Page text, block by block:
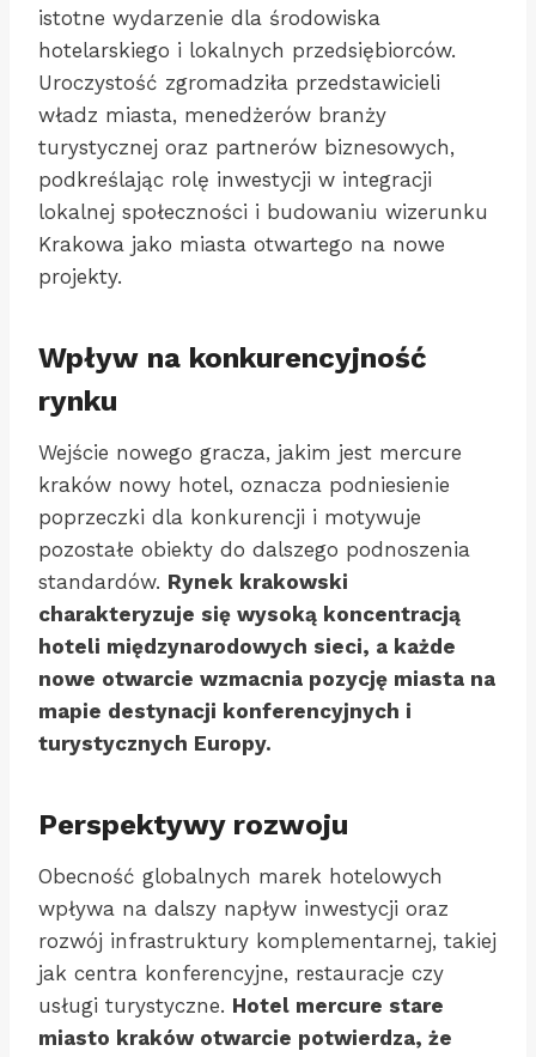
istotne wydarzenie dla środowiska
hotelarskiego i lokalnych przedsiębiorców.
Uroczystość zgromadziła przedstawicieli
władz miasta, menedżerów branży
turystycznej oraz partnerów biznesowych,
podkreślając rolę inwestycji w integracji
lokalnej społeczności i budowaniu wizerunku
Krakowa jako miasta otwartego na nowe
projekty.
Wpływ na konkurencyjność
rynku
Wejście nowego gracza, jakim jest mercure
kraków nowy hotel, oznacza podniesienie
poprzeczki dla konkurencji i motywuje
pozostałe obiekty do dalszego podnoszenia
standardów. Rynek krakowski
charakteryzuje się wysoką koncentracją
hoteli międzynarodowych sieci, a każde
nowe otwarcie wzmacnia pozycję miasta na
mapie destynacji konferencyjnych i
turystycznych Europy.
Perspektywy rozwoju
Obecność globalnych marek hotelowych
wpływa na dalszy napływ inwestycji oraz
rozwój infrastruktury komplementarnej, takiej
jak centra konferencyjne, restauracje czy
usługi turystyczne. Hotel mercure stare
miasto kraków otwarcie potwierdza, że